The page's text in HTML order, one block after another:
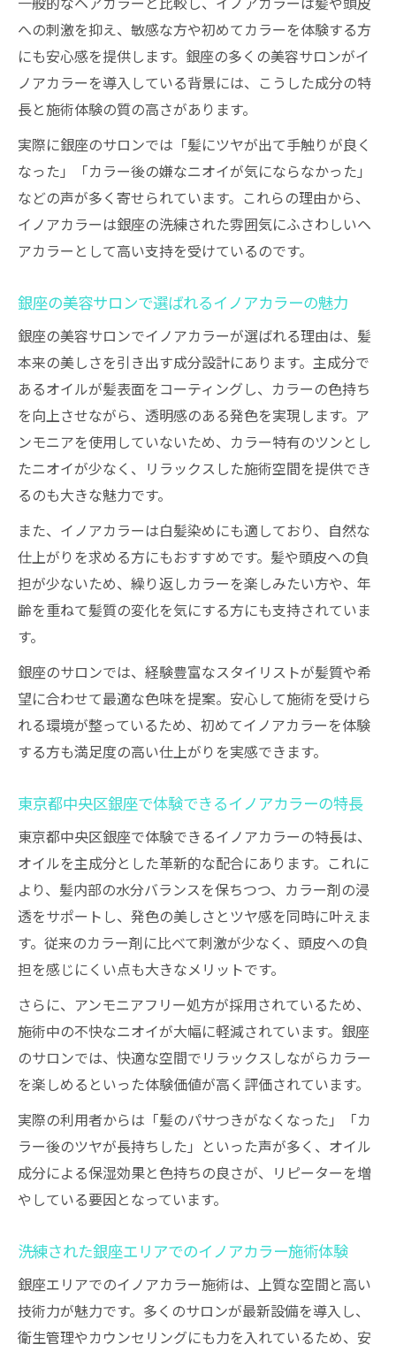
一般的なヘアカラーと比較し、イノアカラーは髪や頭皮
への刺激を抑え、敏感な方や初めてカラーを体験する方
にも安心感を提供します。銀座の多くの美容サロンがイ
ノアカラーを導入している背景には、こうした成分の特
長と施術体験の質の高さがあります。
実際に銀座のサロンでは「髪にツヤが出て手触りが良く
なった」「カラー後の嫌なニオイが気にならなかった」
などの声が多く寄せられています。これらの理由から、
イノアカラーは銀座の洗練された雰囲気にふさわしいヘ
アカラーとして高い支持を受けているのです。
銀座の美容サロンで選ばれるイノアカラーの魅力
銀座の美容サロンでイノアカラーが選ばれる理由は、髪
本来の美しさを引き出す成分設計にあります。主成分で
あるオイルが髪表面をコーティングし、カラーの色持ち
を向上させながら、透明感のある発色を実現します。ア
ンモニアを使用していないため、カラー特有のツンとし
たニオイが少なく、リラックスした施術空間を提供でき
るのも大きな魅力です。
また、イノアカラーは白髪染めにも適しており、自然な
仕上がりを求める方にもおすすめです。髪や頭皮への負
担が少ないため、繰り返しカラーを楽しみたい方や、年
齢を重ねて髪質の変化を気にする方にも支持されていま
す。
銀座のサロンでは、経験豊富なスタイリストが髪質や希
望に合わせて最適な色味を提案。安心して施術を受けら
れる環境が整っているため、初めてイノアカラーを体験
する方も満足度の高い仕上がりを実感できます。
東京都中央区銀座で体験できるイノアカラーの特長
東京都中央区銀座で体験できるイノアカラーの特長は、
オイルを主成分とした革新的な配合にあります。これに
より、髪内部の水分バランスを保ちつつ、カラー剤の浸
透をサポートし、発色の美しさとツヤ感を同時に叶えま
す。従来のカラー剤に比べて刺激が少なく、頭皮への負
担を感じにくい点も大きなメリットです。
さらに、アンモニアフリー処方が採用されているため、
施術中の不快なニオイが大幅に軽減されています。銀座
のサロンでは、快適な空間でリラックスしながらカラー
を楽しめるといった体験価値が高く評価されています。
実際の利用者からは「髪のパサつきがなくなった」「カ
ラー後のツヤが長持ちした」といった声が多く、オイル
成分による保湿効果と色持ちの良さが、リピーターを増
やしている要因となっています。
洗練された銀座エリアでのイノアカラー施術体験
銀座エリアでのイノアカラー施術は、上質な空間と高い
技術力が魅力です。多くのサロンが最新設備を導入し、
衛生管理やカウンセリングにも力を入れているため、安